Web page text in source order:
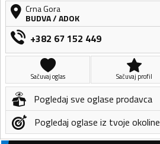
Crna Gora
BUDVA/ADOK
+382 67 152 449
Sačuvaj oglas Sačuvaj profil
Pogledaj sve oglase prodavca
Pogledaj oglase iz tvoje okoline